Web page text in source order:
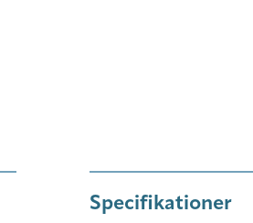
Specifikationer